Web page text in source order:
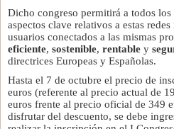
Dicho congreso permitirá a todos
aspectos clave relativos a estas
usuarios conectados a las mismas
eficiente, sostenible, rentable y
directrices Europeas y Españolas.
Hasta el 7 de octubre el precio de
euros (referente al precio actual de
euros frente al precio oficial de 349
disfrutar del descuento, se debe